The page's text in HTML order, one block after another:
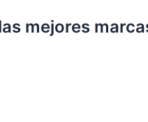
mejores